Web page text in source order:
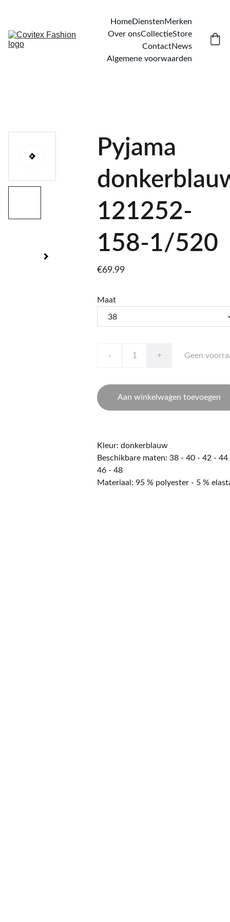
HomeDienstenMerken
Over onsCollectieStore
ContactNews
Algemene voorwaarden
Pyjama
121252-
158-1/520
€69.99
Maat
- + Geen
Aan winkelwagen toevoegen
Kleur: donkerblauw
Beschikbare maten: 38 - 40 - 42 - 44
46 - 48
Materiaal: 95 % polyester - 5 %